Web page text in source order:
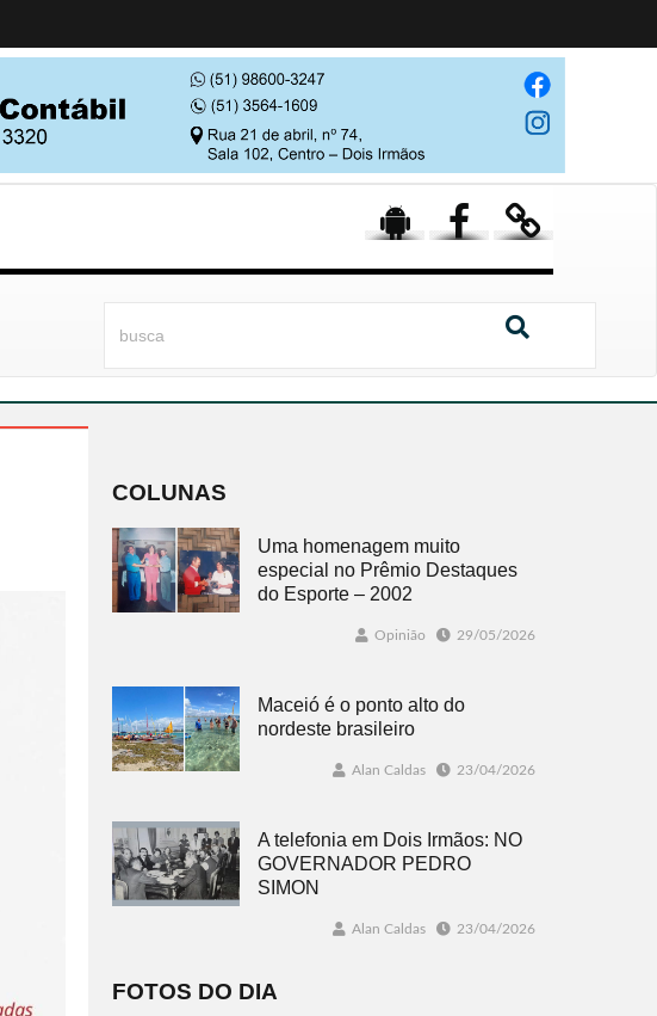
COLUNAS
Uma homenagem muito
especial no Prêmio Destaques
do Esporte – 2002
Opinião 29/05/2026
Maceió é o ponto alto do
nordeste brasileiro
Alan Caldas 23/04/2026
A telefonia em Dois Irmãos: NO
GOVERNADOR PEDRO
SIMON
Alan Caldas 23/04/2026
FOTOS DO DIA